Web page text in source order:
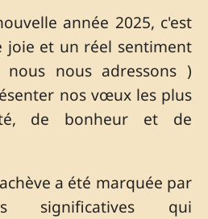
année 2025, c'est
joie et un réel sentiment
nous adressons )
nos vœux les plus
de bonheur et de
a été marquée par
significatives qui